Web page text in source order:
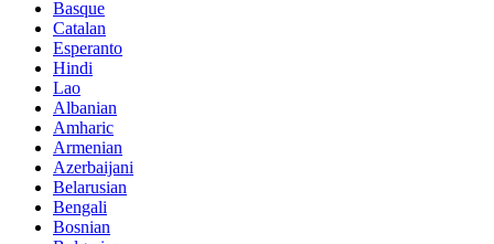
Basque
Catalan
Esperanto
Hindi
Lao
Albanian
Amharic
Armenian
Azerbaijani
Belarusian
Bengali
Bosnian